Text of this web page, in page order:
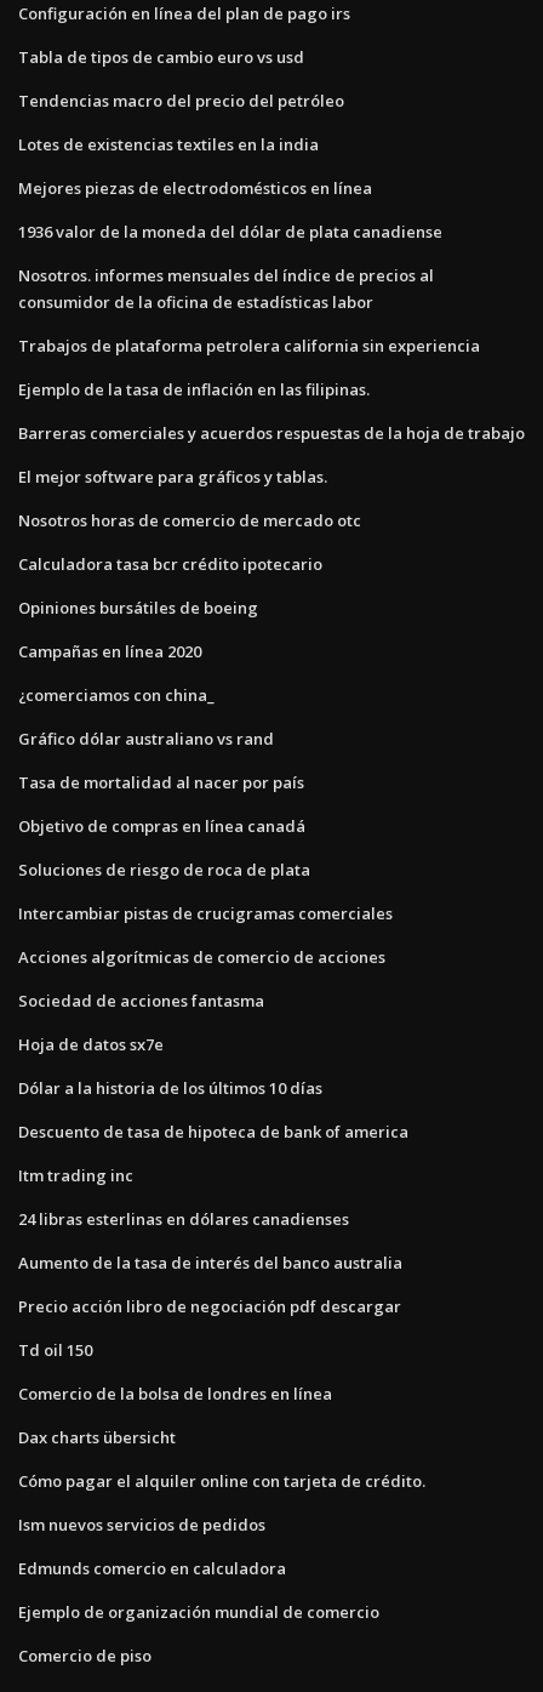
Configuración en línea del plan de pago irs
Tabla de tipos de cambio euro vs usd
Tendencias macro del precio del petróleo
Lotes de existencias textiles en la india
Mejores piezas de electrodomésticos en línea
1936 valor de la moneda del dólar de plata canadiense
Nosotros. informes mensuales del índice de precios al
consumidor de la oficina de estadísticas labor
Trabajos de plataforma petrolera california sin experiencia
Ejemplo de la tasa de inflación en las filipinas.
Barreras comerciales y acuerdos respuestas de la hoja de trabajo
El mejor software para gráficos y tablas.
Nosotros horas de comercio de mercado otc
Calculadora tasa bcr crédito ipotecario
Opiniones bursátiles de boeing
Campañas en línea 2020
¿comerciamos con china_
Gráfico dólar australiano vs rand
Tasa de mortalidad al nacer por país
Objetivo de compras en línea canadá
Soluciones de riesgo de roca de plata
Intercambiar pistas de crucigramas comerciales
Acciones algorítmicas de comercio de acciones
Sociedad de acciones fantasma
Hoja de datos sx7e
Dólar a la historia de los últimos 10 días
Descuento de tasa de hipoteca de bank of america
Itm trading inc
24 libras esterlinas en dólares canadienses
Aumento de la tasa de interés del banco australia
Precio acción libro de negociación pdf descargar
Td oil 150
Comercio de la bolsa de londres en línea
Dax charts übersicht
Cómo pagar el alquiler online con tarjeta de crédito.
Ism nuevos servicios de pedidos
Edmunds comercio en calculadora
Ejemplo de organización mundial de comercio
Comercio de piso